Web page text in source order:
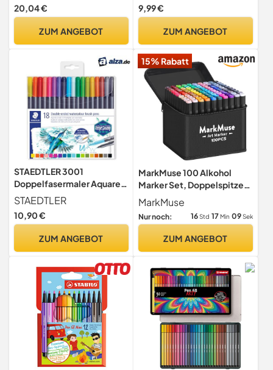
20,04 €
ZUM ANGEBOT
9,99 €
ZUM ANGEBOT
STAEDTLER 3001
Doppelfasermaler Aquarell
– 18er Etui
STAEDTLER
10,90 €
ZUM ANGEBOT
15% Rabatt
MarkMuse 100 Alkohol
Marker Set, Doppelspitze
(Meißel & Feinspitze)
Blitzschnell Trocknende
Alkohol Marker Stifte für
Künstler, Designer &
Anfänger – Ideal für Manga,
Architektur
MarkMuse
Nur noch: 16Std 17Min 07Sek
ZUM ANGEBOT